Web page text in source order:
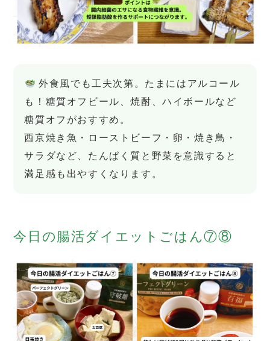
外食風でも工夫次第。たまにはアルコール
も！糖質オフビール、焼酎、ハイボールなど
糖質オフがおすすめ。
西京焼き魚・ローストビーフ・卵・焼き鳥・
サラダなど、たんぱく質と野菜を意識すると
満足感も出やすくなります。
今日の腸活ダイエットごはん⑦⑧